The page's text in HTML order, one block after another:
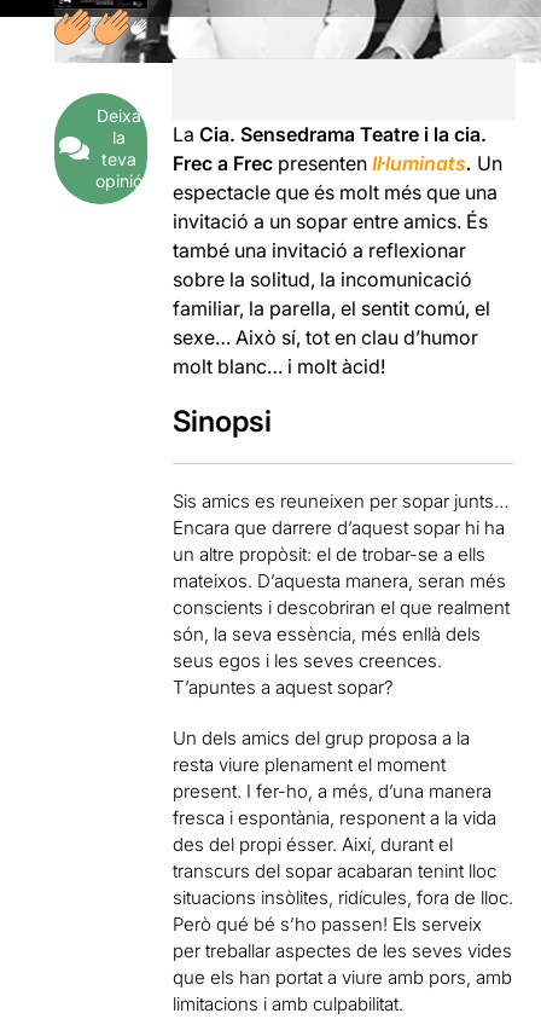
Deixa
la
teva
opinió
La Cia. Sensedrama Teatre i la cia.
Frec a Frec presentenIl·luminats. Un
espectacle que és molt més que una
invitació a un sopar entre amics. És
també una invitació a reflexionar
sobre la solitud, la incomunicació
familiar, la parella, el sentit comú, el
sexe… Això sí, tot en clau d’humor
molt blanc… i molt àcid!
Sinopsi
Sis amics es reuneixen per sopar junts…
Encara que darrere d’aquest sopar hi ha
un altre propòsit: el de trobar-se a ells
mateixos. D’aquesta manera, seran més
conscients i descobriran el que realment
són, la seva essència, més enllà dels
seus egos i les seves creences.
T’apuntes a aquest sopar?
Un dels amics del grup proposa a la
resta viure plenament el moment
present. I fer-ho, a més, d’una manera
fresca i espontània, responent a la vida
des del propi ésser. Així, durant el
transcurs del sopar acabaran tenint lloc
situacions insòlites, ridícules, fora de lloc.
Però qué bé s’ho passen! Els serveix
per treballar aspectes de les seves vides
que els han portat a viure amb pors, amb
limitacions i amb culpabilitat.